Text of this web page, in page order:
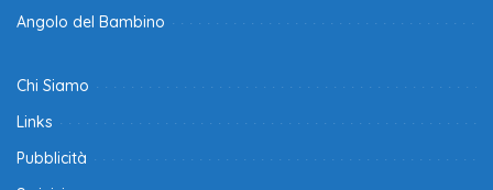
Angolo del Bambino
Chi Siamo
Links
Pubblicità